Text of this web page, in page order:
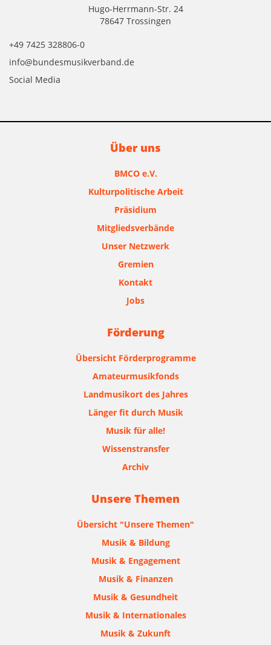
Hugo-Herrmann-Str. 24
78647 Trossingen
+49 7425 328806-0
info@bundesmusikverband.de
Social Media
Über uns
BMCO e.V.
Kulturpolitische Arbeit
Präsidium
Mitgliedsverbände
Unser Netzwerk
Gremien
Kontakt
Jobs
Förderung
Übersicht Förderprogramme
Amateurmusikfonds
Landmusikort des Jahres
Länger fit durch Musik
Musik für alle!
Wissenstransfer
Archiv
Unsere Themen
Übersicht "Unsere Themen"
Musik & Bildung
Musik & Engagement
Musik & Finanzen
Musik & Gesundheit
Musik & Internationales
Musik & Zukunft